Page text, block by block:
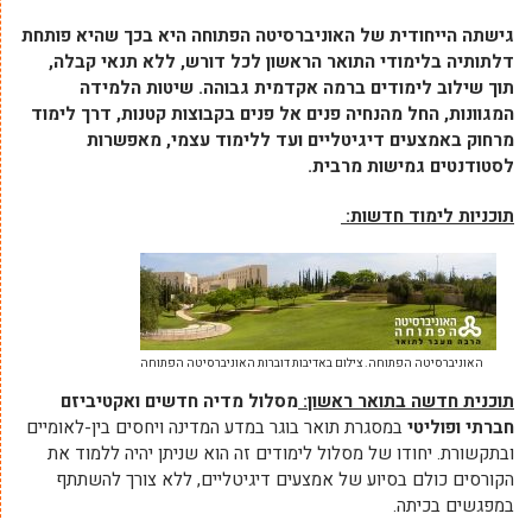
גישתה הייחודית של האוניברסיטה הפתוחה היא בכך שהיא פותחת
דלתותיה בלימודי התואר הראשון לכל דורש, ללא תנאי קבלה,
תוך שילוב לימודים ברמה אקדמית גבוהה. שיטות הלמידה
המגוונות, החל מהנחיה פנים אל פנים בקבוצות קטנות, דרך לימוד
מרחוק באמצעים דיגיטליים ועד ללימוד עצמי, מאפשרות
לסטודנטים גמישות מרבית.
תוכניות לימוד חדשות:
האוניברסיטה הפתוחה. צילום באדיבות דוברות האוניברסיטה הפתוחה
תוכנית חדשה בתואר ראשון: מסלול מדיה חדשים ואקטיביזם
חברתי ופוליטיבמסגרת תואר בוגר במדע המדינה ויחסים בין-לאומיים
ובתקשורת. יחודו של מסלול לימודים זה הוא שניתן יהיה ללמוד את
הקורסים כולם בסיוע של אמצעים דיגיטליים, ללא צורך להשתתף
במפגשים בכיתה.